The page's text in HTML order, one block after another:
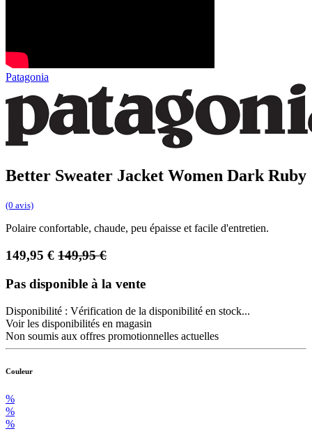
Patagonia
Better Sweater Jacket Women Dark Ruby
(0 avis)
Polaire confortable, chaude, peu épaisse et facile d'entretien.
149,95 € 149,95€
Pas disponible à la vente
Disponibilité : Vérification de la disponibilité en stock...
Voir les disponibilités en magasin
Non soumis aux offres promotionnelles actuelles
Couleur
%
%
%